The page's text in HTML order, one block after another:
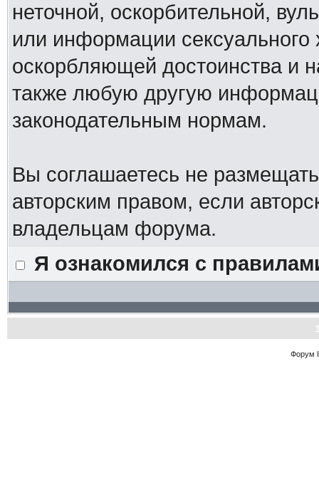
неточной, оскорбительной,
или информации
оскорбляющей достоинства и
также любую другую
законодательным нормам.
Вы соглашаетесь не
авторским правом, если
владельцам форума.
Я ознакомился с
Форум